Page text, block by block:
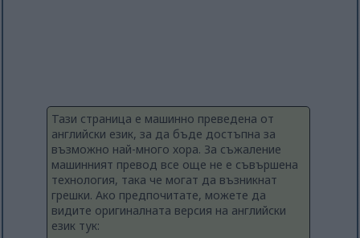
Тази страница е машинно преведена от
английски език, за да бъде достъпна за
възможно най-много хора. За съжаление
машинният превод все още не е съвършена
технология, така че могат да възникнат
грешки. Ако предпочитате, можете да
видите оригиналната версия на английски
език тук: